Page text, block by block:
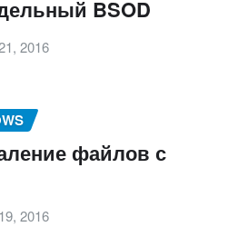
BSOD
2016
файлов с
2016